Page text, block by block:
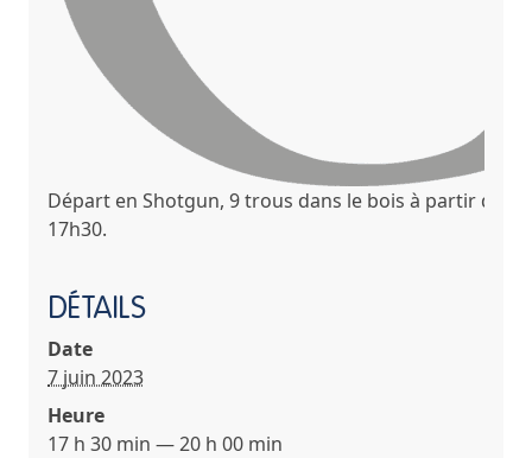
Départ en Shotgun, 9 trous dans le bois à partir de
17h30.
DÉTAILS
Date
7 juin 2023
Heure
17 h 30 min — 20 h 00 min